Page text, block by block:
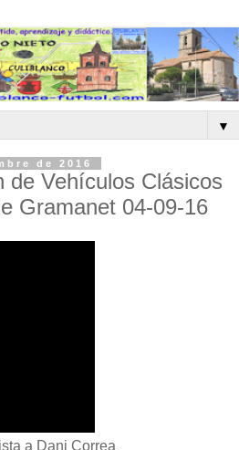
▼
de 2016
de Vehículos Clásicos
Gramanet 04-09-16
Dani Correa